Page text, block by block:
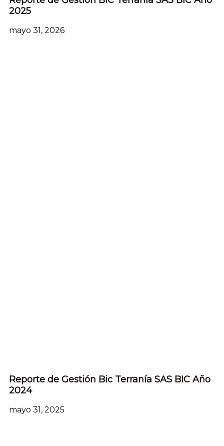
2025
mayo 31, 2026
Reporte de Gestión Bic Terranía SAS BIC Año
2024
mayo 31, 2025